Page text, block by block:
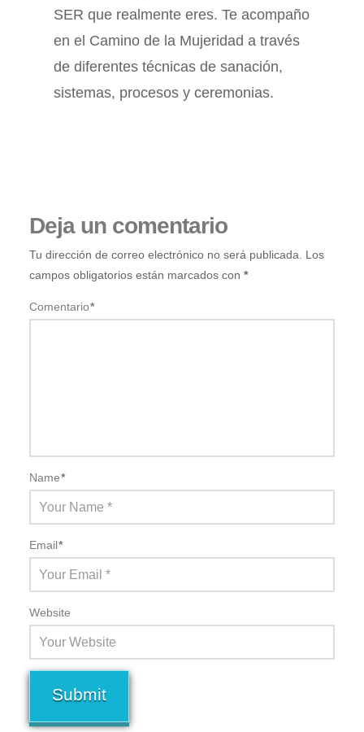
SER que realmente eres. Te acompaño
en el Camino de la Mujeridad a través
de diferentes técnicas de sanación,
sistemas, procesos y ceremonias.
Deja un comentario
Tu dirección de correo electrónico no será publicada.
Los
campos obligatorios están marcados con *
Comentario*
Name*
Email*
Website